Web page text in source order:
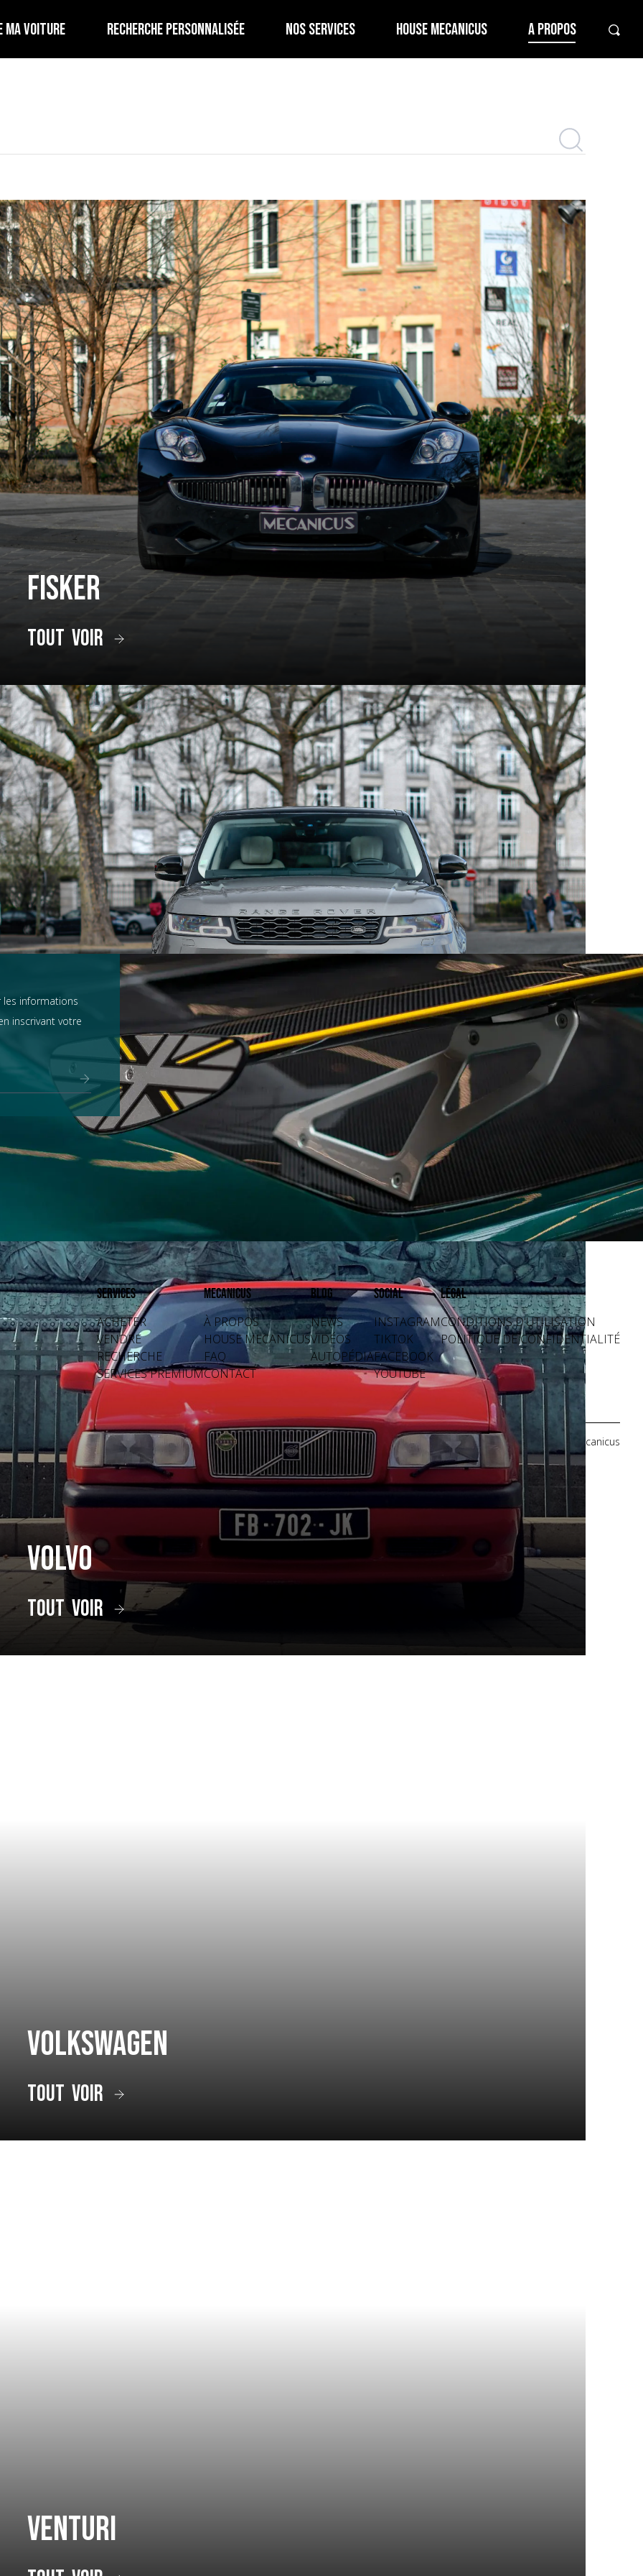
MA VOITURE RECHERCHE PERSONNALISÉE NOS SERVICES HOUSE MECANICUS A PROPOS
Fisker
tout voir
Range Rover
tout voir
Volvo
tout voir
Volkswagen
tout voir
Venturi
voyage à travers les marques et modèles d'exception
certains, c’est un rêve façonné en acier, en cuir, et en amour. Chez Mecanicus, on adore la voiture, on adore aussi son
On a donc décidé de vous bichonner, et de vous concocter une véritable encyclopédie de la voiture : Autopedia.
qui ont marqué l’histoire et créé des véhicules au destin exceptionnel, chacun empreint d’un charme unique et
souvent légendaire.
d’exception qui ont jalonné son histoire. De la Belle Époque aux supercars contemporaines, ces constructeurs ont
créant des modèles emblématiques qui font rêver les amateurs comme les collectionneurs. Au sein des articles
grandes marques et modèles d'exception, pour un voyage entre innovation, performance et héritage automobile.
En voiture, bouclez vos ceintures, c’est parti !
informations
inscrivant votre
Services
ACHETER
VENDRE
RECHERCHE
SERVICES PREMIUM
Mecanicus
À PROPOS
HOUSE MECANICUS
FAQ
CONTACT
Blog
NEWS
VIDÉOS
AUTOPÉDIA
Social
INSTAGRAM
TIKTOK
FACEBOOK
YOUTUBE
Légal
CONDITIONS D'UTILISATION
POLITIQUE DE CONFIDENTIALITÉ
Crédits photos: Mecanicus